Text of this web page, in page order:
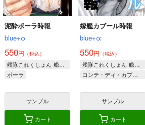
泥酔ポーラ時報
blue+α
550円 （税込）
艦隊これくしょん-艦これ-
ポーラ
サンプル
カート
嫁艦カブール時報
blue+α
550円 （税込）
艦隊これくしょん-艦これ-
コンテ・ディ・カブール
サンプル
カート